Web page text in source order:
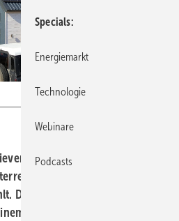
eines
haben die Bewohner nur
Das wird durch die
Elektroboiler möglich, der
Specials
Energiemarkt
Technologie
Webinare
Podcasts